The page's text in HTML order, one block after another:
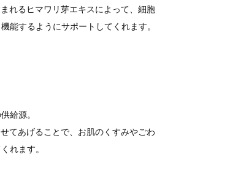
れるヒマワリ芽エキスによって、細胞
能するようにサポートしてくれます。
給源。
てあげることで、お肌のくすみやごわ
れます。